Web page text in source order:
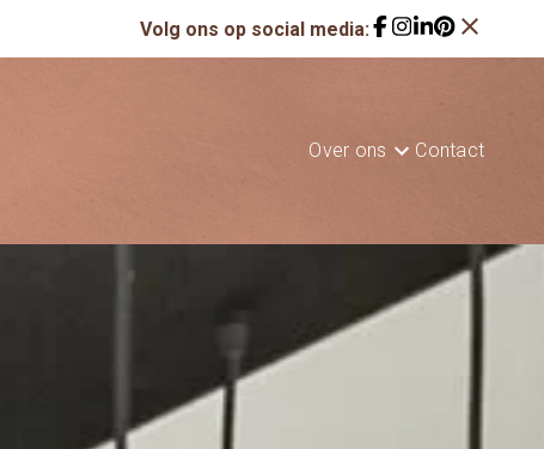
Volg ons op social media: close
Over ons Contact